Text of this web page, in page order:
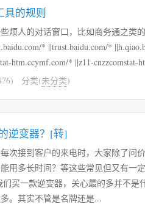
具的规则
窗口，比如商务通之类的，以下代码可以屏蔽之。
* ||trust.baidu.com/*
htm.ccymf.com/* ||z11-
分类(未分类)
逆变器？[转]
次接到客户的来电时，大家除了问
用多长时间？等这些常见但又有一
买一款逆变器，关心最的多并不
。其实不管是名牌还是...